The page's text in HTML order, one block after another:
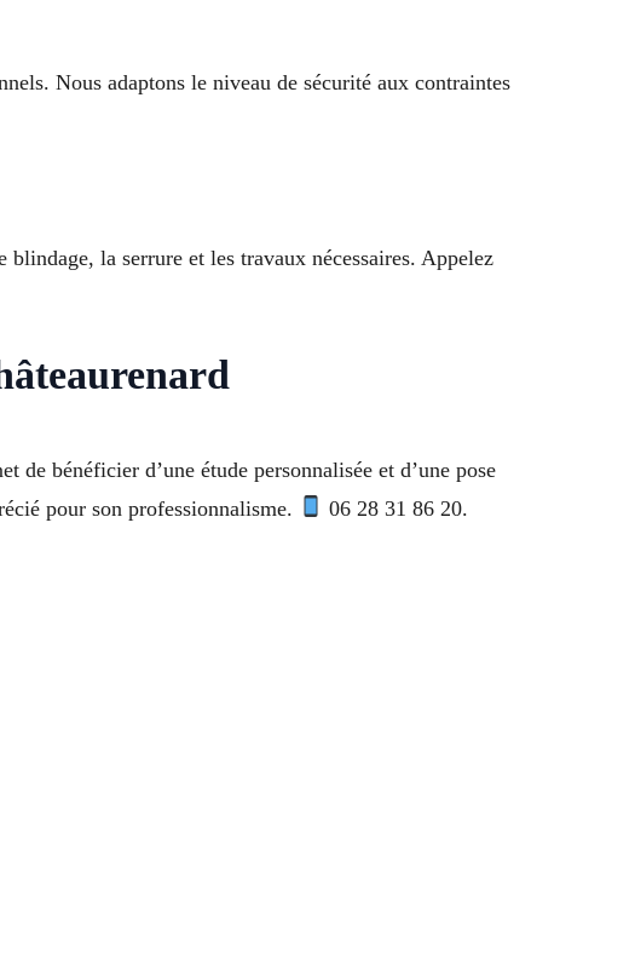
Nous adaptons le niveau de sécurité aux contraintes
la serrure et les travaux nécessaires. Appelez
bénéficier d’une étude personnalisée et d’une pose
pour son professionnalisme.
06 28 31 86 20.